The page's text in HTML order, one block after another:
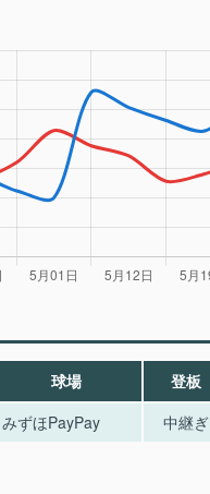
球場 登板
みずほPayPay 中継ぎ